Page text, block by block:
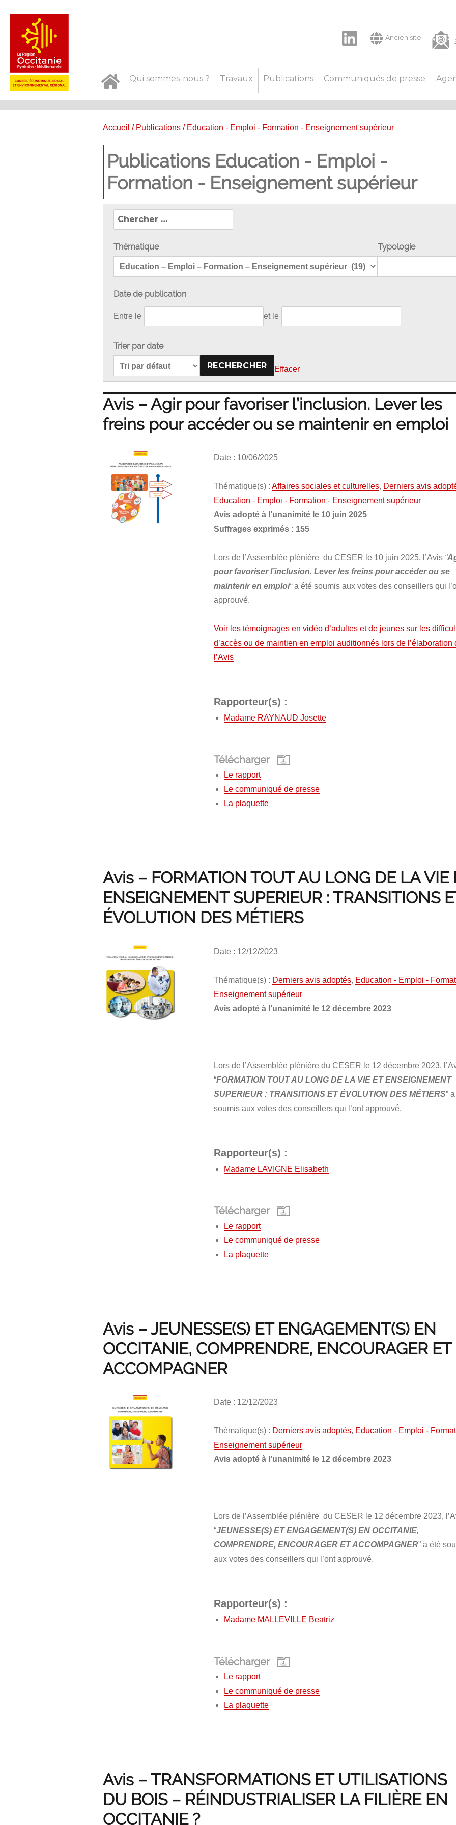
Ancien site
Qui sommes-nous ? Travaux Publications Communiqués de presse
Accueil / Publications/ Education - Emploi - Formation - Enseignement supérieur
Publications Education - Emploi -
Formation - Enseignement supérieur
Recherchez
CESER
Thématique Typologie
Date de publication
Entre le et le
Trier par date
Effacer
Avis – Agir pour favoriser l’inclusion. Lever les
freins pour accéder ou se maintenir en emploi
Date : 10/06/2025
Thématique(s) :Affaires sociales et culturelles, Derniers avis
Education - Emploi - Formation - Enseignement supérieur
Avis adopté à l’unanimité le 10 juin 2025
Suffrages exprimés : 155
Lors de l’Assemblée plénière du CESER le 10 juin 2025, l’Avis “
pour favoriser l’inclusion. Lever les freins pour accéder ou se
maintenir en emploi“a été soumis aux votes des conseillers qui
approuvé.
Voir les témoignages en vidéo d’adultes et de jeunes sur les
d’accès ou de maintien en emploi auditionnés lors de l’élaboration
l’Avis
Rapporteur(s) :
Madame RAYNAUD Josette
Télécharger
Le rapport
Le communiqué de presse
La plaquette
Avis – FORMATION TOUT AU LONG DE LA VIE
ENSEIGNEMENT SUPERIEUR : TRANSITIONS
ÉVOLUTION DES MÉTIERS
Date : 12/12/2023
Thématique(s) : Derniers avis adoptés, Education - Emploi -
Enseignement supérieur
Avis adopté à l’unanimité le 12 décembre 2023
Lors de l’Assemblée plénière du CESER le 12 décembre 2023,
“FORMATION TOUT AU LONG DE LA VIE ET ENSEIGNEMENT
SUPERIEUR : TRANSITIONS ET ÉVOLUTION DES MÉTIERS”
soumis aux votes des conseillers qui l’ont approuvé.
Rapporteur(s) :
Madame LAVIGNE Elisabeth
Télécharger
Le rapport
Le communiqué de presse
La plaquette
Avis – JEUNESSE(S) ET ENGAGEMENT(S) EN
OCCITANIE, COMPRENDRE, ENCOURAGER ET
ACCOMPAGNER
Date : 12/12/2023
Thématique(s) : Derniers avis adoptés, Education - Emploi -
Enseignement supérieur
Avis adopté à l’unanimité le 12 décembre 2023
Lors de l’Assemblée plénière du CESER le 12 décembre 2023,
“JEUNESSE(S) ET ENGAGEMENT(S) EN OCCITANIE,
COMPRENDRE, ENCOURAGER ET ACCOMPAGNER” a été
aux votes des conseillers qui l’ont approuvé.
Rapporteur(s) :
Madame MALLEVILLE Beatriz
Télécharger
Le rapport
Le communiqué de presse
La plaquette
Avis – TRANSFORMATIONS ET UTILISATIONS
DU BOIS – RÉINDUSTRIALISER LA FILIÈRE EN
OCCITANIE ?